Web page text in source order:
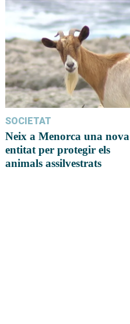
SOCIETAT
Neix a Menorca una nova
entitat per protegir els
animals assilvestrats